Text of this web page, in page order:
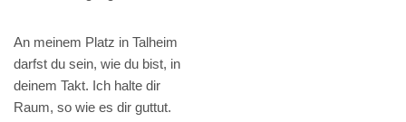
An meinem Platz in Talheim
darfst du sein, wie du bist, in
deinem Takt. Ich halte dir
Raum, so wie es dir guttut.